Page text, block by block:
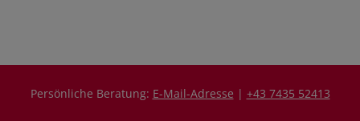
Persönliche Beratung: E-Mail-Adresse | +43 7435 52413